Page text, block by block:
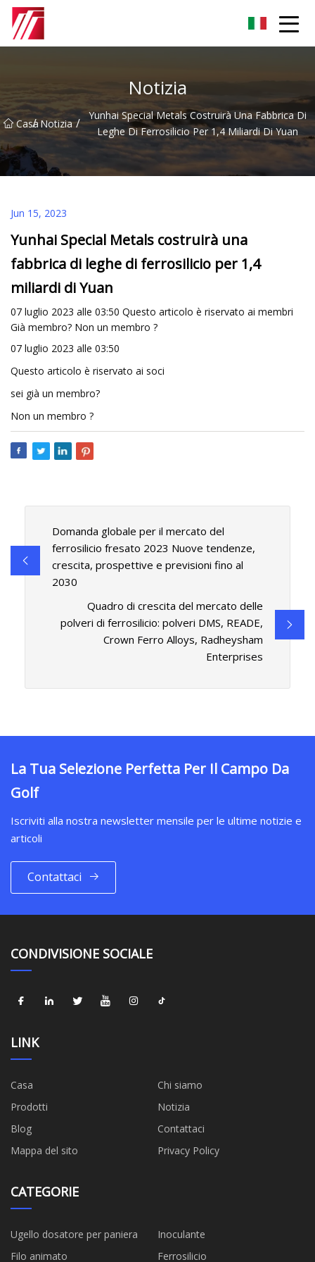
Notizia
Casa
/ Notizia /
Yunhai Special Metals Costruirà Una Fabbrica Di
Leghe Di Ferrosilicio Per 1,4 Miliardi Di Yuan
Jun 15, 2023
Yunhai Special Metals costruirà una
fabbrica di leghe di ferrosilicio per 1,4
miliardi di Yuan
07 luglio 2023 alle 03:50 Questo articolo è riservato ai membri
Già membro? Non un membro ?
07 luglio 2023 alle 03:50
Questo articolo è riservato ai soci
sei già un membro?
Non un membro ?
Domanda globale per il mercato del
ferrosilicio fresato 2023 Nuove tendenze,
crescita, prospettive e previsioni fino al
2030
Quadro di crescita del mercato delle
polveri di ferrosilicio: polveri DMS, READE,
Crown Ferro Alloys, Radheysham
Enterprises
La Tua Selezione Perfetta Per Il Campo Da
Golf
Iscriviti alla nostra newsletter mensile per le ultime notizie e
articoli
Contattaci
CONDIVISIONE SOCIALE
LINK
Casa
Chi siamo
Prodotti
Notizia
Blog
Contattaci
Mappa del sito
Privacy Policy
CATEGORIE
Ugello dosatore per paniera
Inoculante
Filo animato
Ferrosilicio